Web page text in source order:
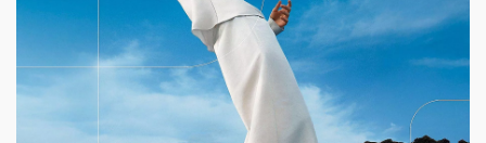
Fleece
Fermeture:
Lacets
Semelle:
Caoutchouc Antidérapant
Technologie de la Semelle: Neodynamic